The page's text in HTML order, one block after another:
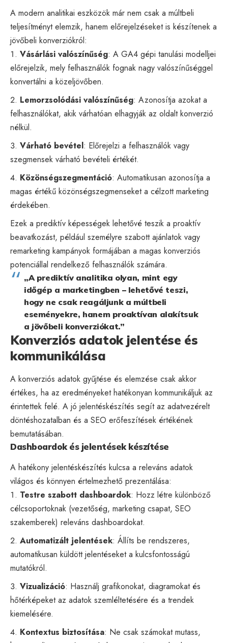
A modern analitikai eszközök már nem csak a múltbeli
teljesítményt elemzik, hanem előrejelzéseket is készítenek a
jövőbeli konverziókról:
Vásárlási valószínűség: A GA4 gépi tanulási modelljei
előrejelzik, mely felhasználók fognak nagy valószínűséggel
konvertálni a közeljövőben.
Lemorzsolódási valószínűség: Azonosítja azokat a
felhasználókat, akik várhatóan elhagyják az oldalt konverzió
nélkül.
Várható bevétel: Előrejelzi a felhasználók vagy
szegmensek várható bevételi értékét.
Közönségszegmentáció: Automatikusan azonosítja a
magas értékű közönségszegmenseket a célzott marketing
érdekében.
Ezek a prediktív képességek lehetővé teszik a proaktív
beavatkozást, például személyre szabott ajánlatok vagy
remarketing kampányok formájában a magas konverziós
potenciállal rendelkező felhasználók számára.
„A prediktív analitika olyan, mint egy
időgép a marketingben – lehetővé teszi,
hogy ne csak reagáljunk a múltbeli
eseményekre, hanem proaktívan alakítsuk
a jövőbeli konverziókat.”
Konverziós adatok jelentése és
kommunikálása
A konverziós adatok gyűjtése és elemzése csak akkor
értékes, ha az eredményeket hatékonyan kommunikáljuk az
érintettek felé. A jó jelentéskészítés segít az adatvezérelt
döntéshozatalban és a SEO erőfeszítések értékének
bemutatásában.
Dashboardok és jelentések készítése
A hatékony jelentéskészítés kulcsa a releváns adatok
világos és könnyen értelmezhető prezentálása:
Testre szabott dashboardok: Hozz létre különböző
célcsoportoknak (vezetőség, marketing csapat, SEO
szakemberek) releváns dashboardokat.
Automatizált jelentések: Állíts be rendszeres,
automatikusan küldött jelentéseket a kulcsfontosságú
mutatókról.
Vizualizáció: Használj grafikonokat, diagramokat és
hőtérképeket az adatok szemléltetésére és a trendek
kiemelésére.
Kontextus biztosítása: Ne csak számokat mutass,